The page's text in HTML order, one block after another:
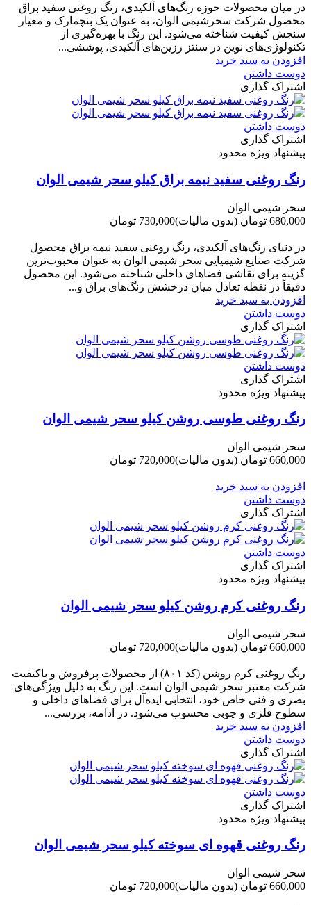
در میان محصولات حوزه رنگ‌های آلکیدی، رنگ روغنی سفید براق
محصول شرکت سحرشیمی الوان، به عنوان یک بنچمارک و معیار
سنجش کیفیت شناخته می‌شود. این رنگ با بهره‌گیری از
تکنولوژی‌های نوین در سنتز رزین‌های آلکیدی، پوششی...
افزودن به سبد خرید
دوست داشتن
اشتراک گذاری
دوست داشتن
اشتراک گذاری
پیشنهاد ویژه محدود
رنگ روغنی سفید نیمه براق کیلو سحر شیمی الوان
سحر شیمی الوان
680,000 تومان
(بدون مالیات)730,000 تومان
در دنیای رنگ‌های آلکیدی، رنگ روغنی سفید نیمه براق محصول
شرکت صنایع شیمیایی سحر شیمی الوان به عنوان محبوب‌ترین
گزینه برای نقاشی فضاهای داخلی شناخته می‌شود. این محصول
دقیقاً در نقطه تعادل میان درخشش رنگ‌های براق و...
افزودن به سبد خرید
دوست داشتن
اشتراک گذاری
دوست داشتن
اشتراک گذاری
پیشنهاد ویژه محدود
رنگ روغنی طوسی روشن کیلو سحر شیمی الوان
سحر شیمی الوان
660,000 تومان
(بدون مالیات)720,000 تومان
افزودن به سبد خرید
دوست داشتن
اشتراک گذاری
دوست داشتن
اشتراک گذاری
پیشنهاد ویژه محدود
رنگ روغنی کرم روشن کیلو سحر شیمی الوان
سحر شیمی الوان
660,000 تومان
(بدون مالیات)720,000 تومان
رنگ روغنی کرم روشن (کد ۸۰۱) از محصولات پرفروش و باکیفیت
شرکت‌ معتبر سحر شیمی الوان است. این رنگ به دلیل ویژگی‌های
بصری و فنی خاص خود، انتخابی ایده‌آل برای فضاهای داخلی و
سطوح فلزی و چوبی محسوب می‌شود. در ادامه، بررسی...
افزودن به سبد خرید
دوست داشتن
اشتراک گذاری
دوست داشتن
اشتراک گذاری
پیشنهاد ویژه محدود
رنگ روغنی قهوه ای سوخته کیلو سحر شیمی الوان
سحر شیمی الوان
660,000 تومان
(بدون مالیات)720,000 تومان